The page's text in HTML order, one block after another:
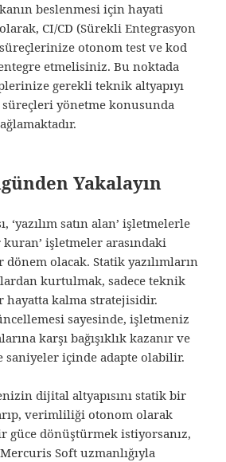
beslenmesi için hayati
CI/CD (Sürekli Entegrasyon
süreçlerinize otonom test ve kod
etmelisiniz. Bu noktada
gerekli teknik altyapıyı
yönetme konusunda
Yakalayın
‘yazılım satın alan’ işletmelerle
kuran’ işletmeler arasındaki
dönem olacak. Statik yazılımların
kurtulmak, sadece teknik
kalma stratejisidir.
sayesinde, işletmeniz
karşı bağışıklık kazanır ve
içinde adapte olabilir.
dijital altyapısını statik bir
verimliliği otonom olarak
güce dönüştürmek istiyorsanız,
Soft uzmanlığıyla